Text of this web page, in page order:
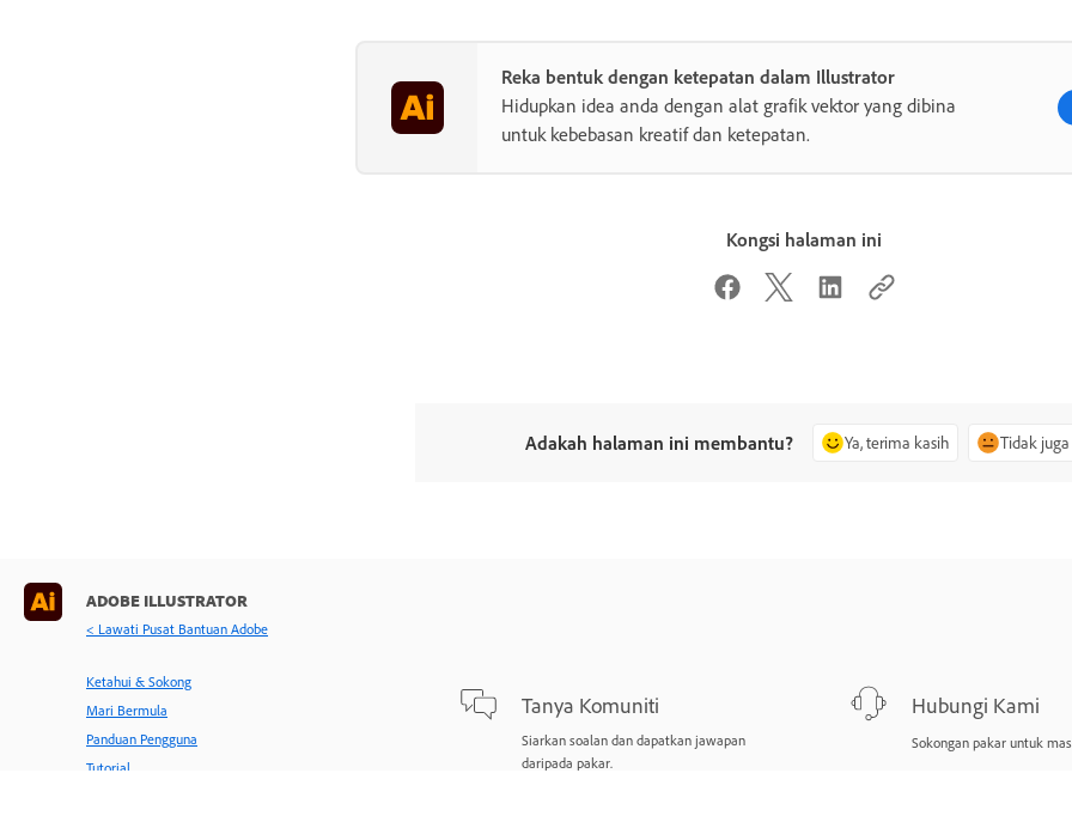
Reka bentuk dengan ketepatan dalam Illustrator
Hidupkan idea anda dengan alat grafik vektor yang dibina
untuk kebebasan kreatif dan ketepatan.
Kongsi halaman ini
Adakah halaman ini membantu? Ya, terima kasih Tidak juga
ADOBE ILLUSTRATOR
< Lawati Pusat Bantuan Adobe
Ketahui & Sokong
Mari Bermula
Panduan Pengguna
Tutorial
Tanya Komuniti
Siarkan soalan dan dapatkan jawapan
daripada pakar.
Hubungi Kami
Sokongan pakar untuk